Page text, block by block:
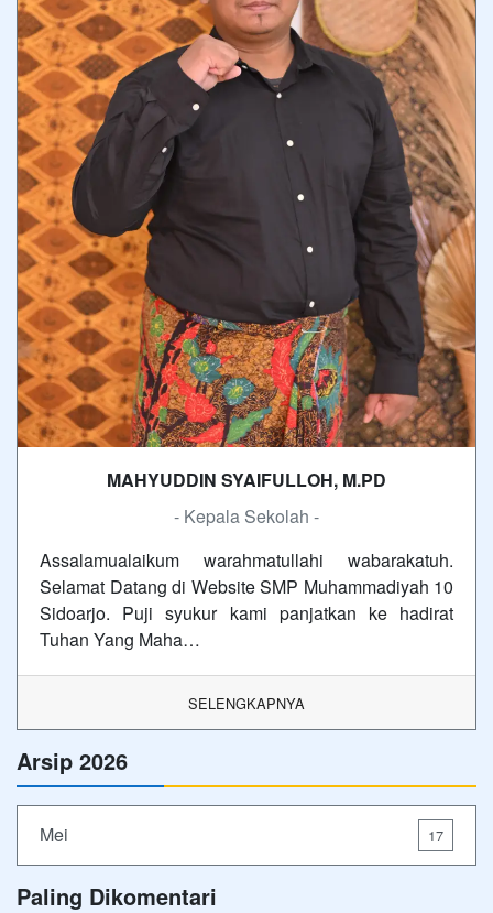
MAHYUDDIN SYAIFULLOH, M.PD
- Kepala Sekolah -
Assalamualaikum warahmatullahi wabarakatuh.
Selamat Datang di Website SMP Muhammadiyah 10
Sidoarjo. Puji syukur kami panjatkan ke hadirat
Tuhan Yang Maha…
SELENGKAPNYA
Arsip 2026
Mei 17
Paling Dikomentari